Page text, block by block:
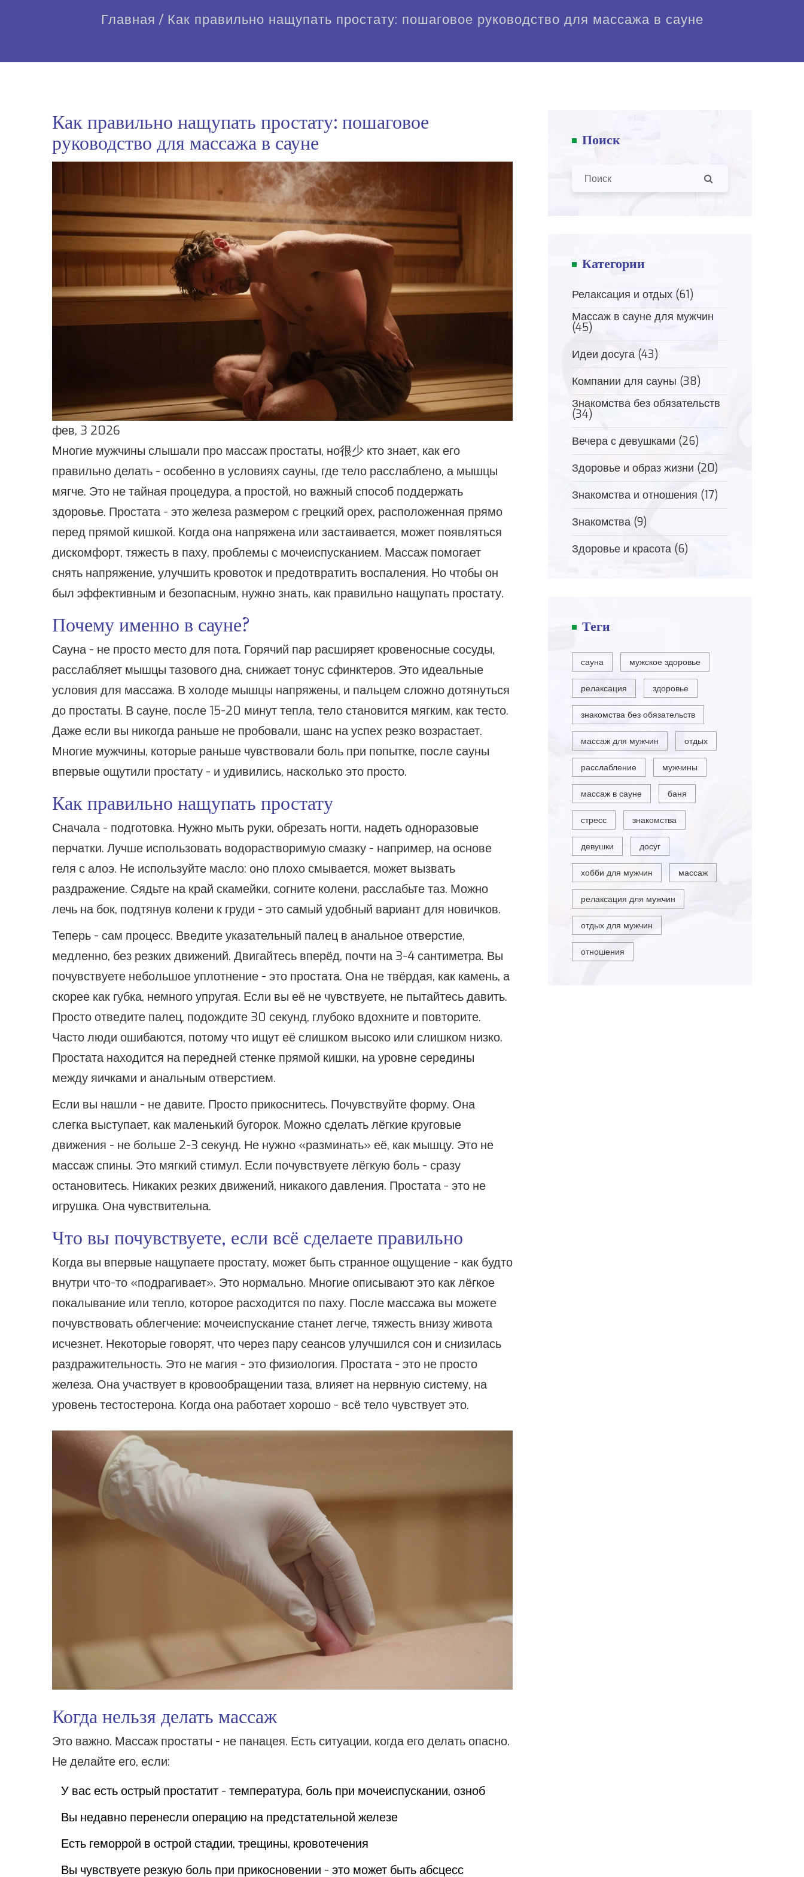
Главная / Как правильно нащупать простату: пошаговое руководство для массажа в сауне
Как правильно нащупать простату: пошаговое
руководство для массажа в сауне
фев, 3 2026
Многие мужчины слышали про массаж простаты, но很少 кто знает, как его
правильно делать - особенно в условиях сауны, где тело расслаблено, а мышцы
мягче. Это не тайная процедура, а простой, но важный способ поддержать
здоровье. Простата - это железа размером с грецкий орех, расположенная прямо
перед прямой кишкой. Когда она напряжена или застаивается, может появляться
дискомфорт, тяжесть в паху, проблемы с мочеиспусканием. Массаж помогает
снять напряжение, улучшить кровоток и предотвратить воспаления. Но чтобы он
был эффективным и безопасным, нужно знать, как правильно нащупать простату.
Почему именно в сауне?
Сауна - не просто место для пота. Горячий пар расширяет кровеносные сосуды,
расслабляет мышцы тазового дна, снижает тонус сфинктеров. Это идеальные
условия для массажа. В холоде мышцы напряжены, и пальцем сложно дотянуться
до простаты. В сауне, после 15-20 минут тепла, тело становится мягким, как тесто.
Даже если вы никогда раньше не пробовали, шанс на успех резко возрастает.
Многие мужчины, которые раньше чувствовали боль при попытке, после сауны
впервые ощутили простату - и удивились, насколько это просто.
Как правильно нащупать простату
Сначала - подготовка. Нужно мыть руки, обрезать ногти, надеть одноразовые
перчатки. Лучше использовать водорастворимую смазку - например, на основе
геля с алоэ. Не используйте масло: оно плохо смывается, может вызвать
раздражение. Сядьте на край скамейки, согните колени, расслабьте таз. Можно
лечь на бок, подтянув колени к груди - это самый удобный вариант для новичков.
Теперь - сам процесс. Введите указательный палец в анальное отверстие,
медленно, без резких движений. Двигайтесь вперёд, почти на 3-4 сантиметра. Вы
почувствуете небольшое уплотнение - это простата. Она не твёрдая, как камень, а
скорее как губка, немного упругая. Если вы её не чувствуете, не пытайтесь давить.
Просто отведите палец, подождите 30 секунд, глубоко вдохните и повторите.
Часто люди ошибаются, потому что ищут её слишком высоко или слишком низко.
Простата находится на передней стенке прямой кишки, на уровне середины
между яичками и анальным отверстием.
Если вы нашли - не давите. Просто прикоснитесь. Почувствуйте форму. Она
слегка выступает, как маленький бугорок. Можно сделать лёгкие круговые
движения - не больше 2-3 секунд. Не нужно «разминать» её, как мышцу. Это не
массаж спины. Это мягкий стимул. Если почувствуете лёгкую боль - сразу
остановитесь. Никаких резких движений, никакого давления. Простата - это не
игрушка. Она чувствительна.
Что вы почувствуете, если всё сделаете правильно
Когда вы впервые нащупаете простату, может быть странное ощущение - как будто
внутри что-то «подрагивает». Это нормально. Многие описывают это как лёгкое
покалывание или тепло, которое расходится по паху. После массажа вы можете
почувствовать облегчение: мочеиспускание станет легче, тяжесть внизу живота
исчезнет. Некоторые говорят, что через пару сеансов улучшился сон и снизилась
раздражительность. Это не магия - это физиология. Простата - это не просто
железа. Она участвует в кровообращении таза, влияет на нервную систему, на
уровень тестостерона. Когда она работает хорошо - всё тело чувствует это.
Когда нельзя делать массаж
Это важно. Массаж простаты - не панацея. Есть ситуации, когда его делать опасно.
Не делайте его, если:
У вас есть острый простатит - температура, боль при мочеиспускании, озноб
Вы недавно перенесли операцию на предстательной железе
Есть геморрой в острой стадии, трещины, кровотечения
Вы чувствуете резкую боль при прикосновении - это может быть абсцесс
Поиск
Категории
Релаксация и отдых (61)
Массаж в сауне для мужчин
(45)
Идеи досуга (43)
Компании для сауны (38)
Знакомства без обязательств
(34)
Вечера с девушками (26)
Здоровье и образ жизни (20)
Знакомства и отношения (17)
Знакомства (9)
Здоровье и красота (6)
Теги
сауна мужское здоровье
релаксация здоровье
знакомства без обязательств
массаж для мужчин отдых
расслабление мужчины
массаж в сауне баня
стресс знакомства
девушки досуг
хобби для мужчин массаж
релаксация для мужчин
отдых для мужчин
отношения